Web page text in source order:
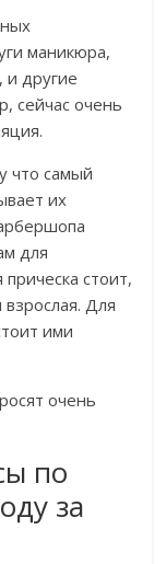
маникюра,
и другие
сейчас очень
что самый
их
для
стоит,
Для
ими
очень
по
за